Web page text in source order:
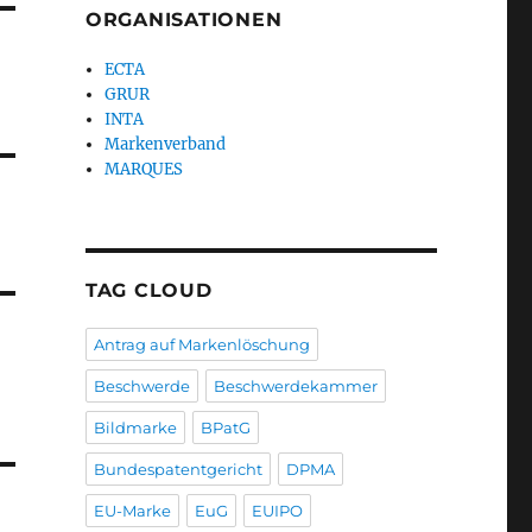
ORGANISATIONEN
ECTA
GRUR
INTA
Markenverband
MARQUES
TAG CLOUD
Antrag auf Markenlöschung
Beschwerde Beschwerdekammer
Bildmarke BPatG
Bundespatentgericht DPMA
EU-Marke EuG EUIPO